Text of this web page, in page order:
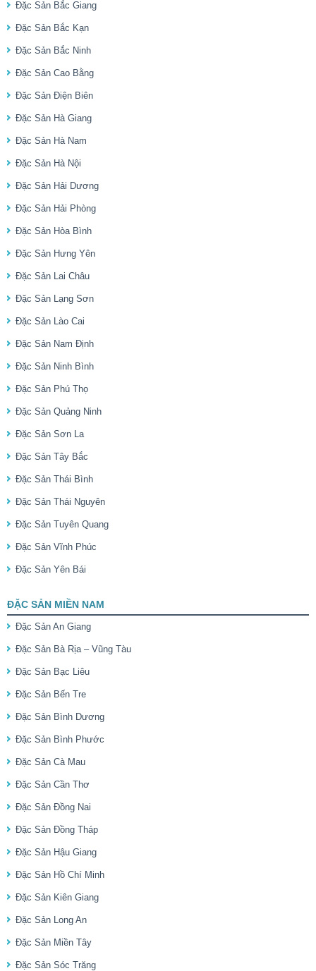
Đặc Sản Bắc Giang
Đặc Sản Bắc Kạn
Đặc Sản Bắc Ninh
Đặc Sản Cao Bằng
Đặc Sản Điện Biên
Đặc Sản Hà Giang
Đặc Sản Hà Nam
Đặc Sản Hà Nội
Đặc Sản Hải Dương
Đặc Sản Hải Phòng
Đặc Sản Hòa Bình
Đặc Sản Hưng Yên
Đặc Sản Lai Châu
Đặc Sản Lạng Sơn
Đặc Sản Lào Cai
Đặc Sản Nam Định
Đặc Sản Ninh Bình
Đặc Sản Phú Thọ
Đặc Sản Quảng Ninh
Đặc Sản Sơn La
Đặc Sản Tây Bắc
Đặc Sản Thái Bình
Đặc Sản Thái Nguyên
Đặc Sản Tuyên Quang
Đặc Sản Vĩnh Phúc
Đặc Sản Yên Bái
ĐẶC SẢN MIỀN NAM
Đặc Sản An Giang
Đặc Sản Bà Rịa – Vũng Tàu
Đặc Sản Bạc Liêu
Đặc Sản Bến Tre
Đặc Sản Bình Dương
Đặc Sản Bình Phước
Đặc Sản Cà Mau
Đặc Sản Cần Thơ
Đặc Sản Đồng Nai
Đặc Sản Đồng Tháp
Đặc Sản Hậu Giang
Đặc Sản Hồ Chí Minh
Đặc Sản Kiên Giang
Đặc Sản Long An
Đặc Sản Miền Tây
Đặc Sản Sóc Trăng